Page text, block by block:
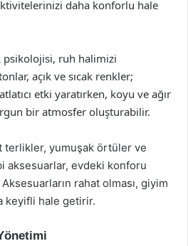
daha konforlu hale
psikolojisi, ruh halimizi
açık ve sıcak renkler;
etki yaratırken, koyu ve ağır
bir atmosfer oluşturabilir.
terlikler, yumuşak örtüler ve
aksesuarlar, evdeki konforu
rahat olması, giyim
keyifli hale getirir.